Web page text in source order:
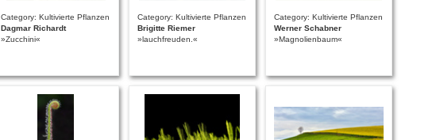
Category: Kultivierte Pflanzen
Dagmar Richardt
»Zucchini«
Category: Kultivierte Pflanzen
Brigitte Riemer
»lauchfreuden.«
Category: Kultivierte Pflanzen
Werner Schabner
»Magnolienbaum«